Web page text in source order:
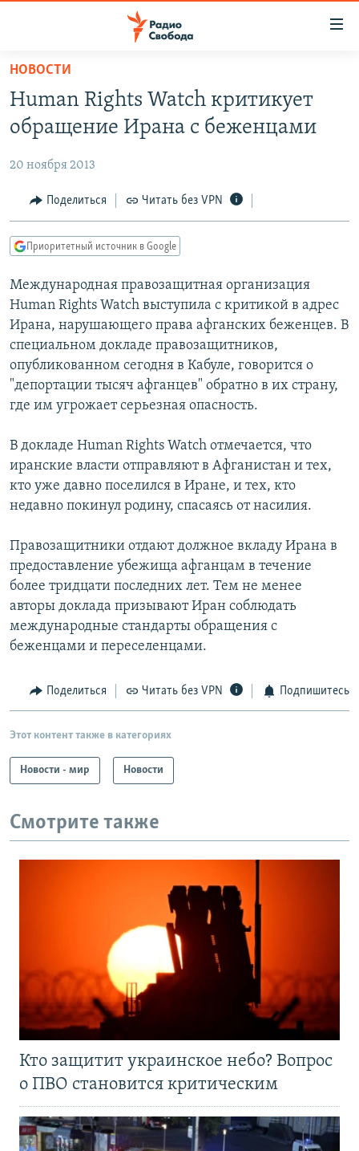
упрощенного
доступа
Вернуться
основному
Вернутся
главной
навигации
Вернутся
поиску
ПОДКАСТЫ
АВТОРСКИЕ ПРОЕКТЫ
ЦИТАТЫ СВОБОДЫ
МНЕНИЯ
IDEL.РЕАЛИИ
КАВКАЗ.РЕАЛИИ
СЕВЕР.РЕАЛИИ
СИБИРЬ.РЕАЛИИ
РАСПИСАНИЕ ВЕЩАНИЯ
ПОДПИШИТЕСЬ НА РАССЫЛКУ
СОЦИАЛЬНЫЕ СЕТИ
Все сайты РСЕ/РС
НОВОСТИ
Human Rights Watch критикует
обращение Ирана с беженцами
20 ноября 2013
Поделиться Читать без VPN
Приоритетный источник в Google
Международная правозащитная организация
Human Rights Watch выступила с критикой в адрес
Ирана, нарушающего права афганских беженцев. В
специальном докладе правозащитников,
опубликованном сегодня в Кабуле, говорится о
"депортации тысяч афганцев" обратно в их страну,
где им угрожает серьезная опасность.
В докладе Human Rights Watch отмечается, что
иранские власти отправляют в Афганистан и тех,
кто уже давно поселился в Иране, и тех, кто
недавно покинул родину, спасаясь от насилия.
Правозащитники отдают должное вкладу Ирана в
предоставление убежища афганцам в течение
более тридцати последних лет. Тем не менее
авторы доклада призывают Иран соблюдать
международные стандарты обращения с
беженцами и переселенцами.
Поделиться Читать без VPN Подпишитесь
Этот контент также в категориях
Новости - мир Новости
Смотрите также
Кто защитит украинское небо? Вопрос
о ПВО становится критическим